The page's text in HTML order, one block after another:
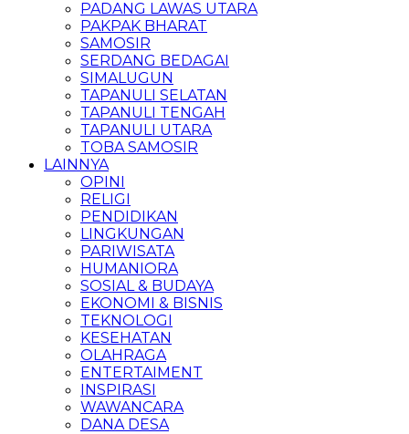
PADANG LAWAS UTARA
PAKPAK BHARAT
SAMOSIR
SERDANG BEDAGAI
SIMALUGUN
TAPANULI SELATAN
TAPANULI TENGAH
TAPANULI UTARA
TOBA SAMOSIR
LAINNYA
OPINI
RELIGI
PENDIDIKAN
LINGKUNGAN
PARIWISATA
HUMANIORA
SOSIAL & BUDAYA
EKONOMI & BISNIS
TEKNOLOGI
KESEHATAN
OLAHRAGA
ENTERTAIMENT
INSPIRASI
WAWANCARA
DANA DESA